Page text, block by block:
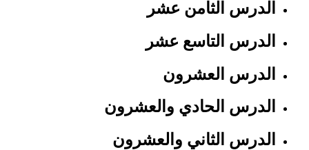
الدرس الثامن عشر
الدرس التاسع عشر
الدرس العشرون
الدرس الحادي والعشرون
الدرس الثاني والعشرون